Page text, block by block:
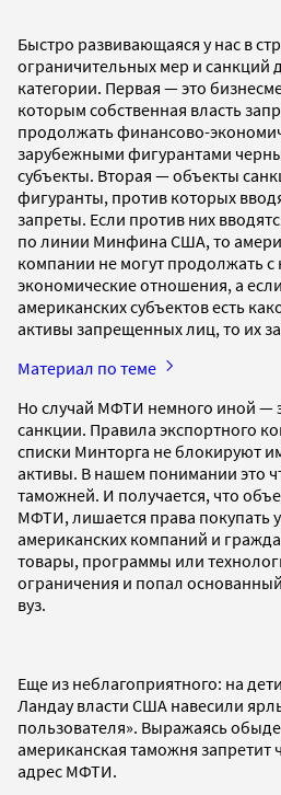
Быстро развивающаяся у нас в
ограничительных мер и санкций
категории. Первая — это
которым собственная власть
продолжать финансово-
зарубежными фигурантами
субъекты. Вторая — объекты
фигуранты, против которых
запреты. Если против них
по линии Минфина США, то
компании не могут продолжать
экономические отношения, а
американских субъектов есть
активы запрещенных лиц, то их
Материал по теме
Но случай МФТИ немного иной —
санкции. Правила экспортного
списки Минторга не блокируют
активы. В нашем понимании это
таможней. И получается, что
МФТИ, лишается права покупать
американских компаний и
товары, программы или
ограничения и попал
вуз.
Еще из неблагоприятного: на
Ландау власти США навесили
пользователя». Выражаясь
американская таможня запретит
адрес МФТИ.